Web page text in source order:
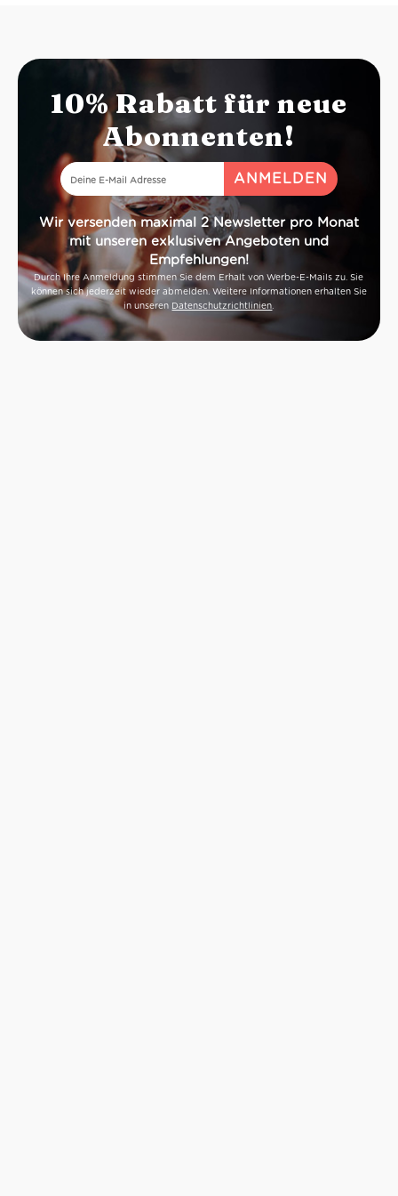
10% Rabatt für neue
Abonnenten!
Wir versenden maximal 2 Newsletter pro Monat
mit unseren exklusiven Angeboten und
Empfehlungen!
Durch Ihre Anmeldung stimmen Sie dem Erhalt von Werbe-E-Mails zu. Sie
können sich jederzeit wieder abmelden. Weitere Informationen erhalten Sie
in unseren Datenschutzrichtlinien